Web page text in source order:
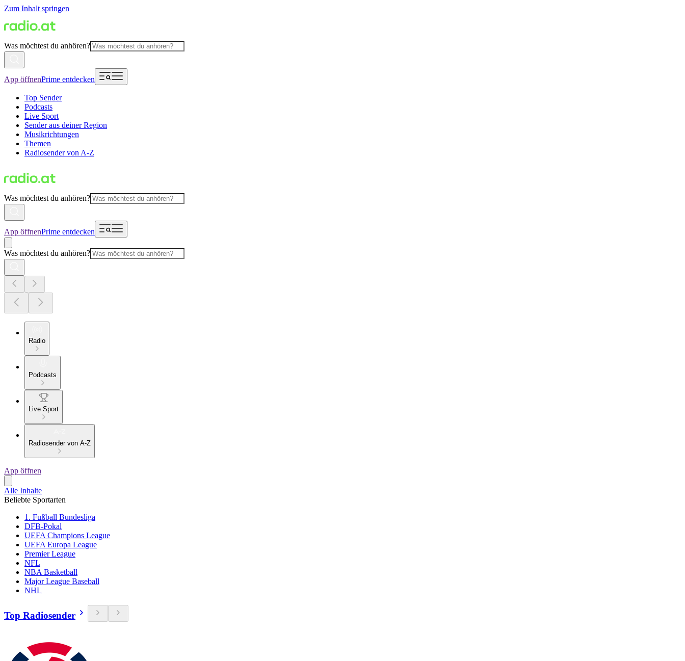
Zum Inhalt springen
Was möchtest du anhören?
App öffnenPrime entdecken
Top Sender
Podcasts
Live Sport
Sender aus deiner Region
Musikrichtungen
Themen
Radiosender von A-Z
Was möchtest du anhören?
App öffnenPrime entdecken
Was möchtest du anhören?
Radio
Podcasts
Live Sport
Radiosender von A-Z
App öffnen
Alle Inhalte
Beliebte Sportarten
1. Fußball Bundesliga
DFB-Pokal
UEFA Champions League
UEFA Europa League
Premier League
NFL
NBA Basketball
Major League Baseball
NHL
Top Radiosender